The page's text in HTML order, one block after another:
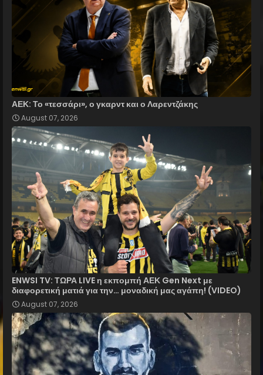
ΑΕΚ: Το «τεσσάρι», ο γκαρντ και ο Λαρεντζάκης
August 07, 2026
ENWSI TV: ΤΩΡΑ LIVE η εκπομπή ΑΕΚ Gen Next με
διαφορετική ματιά για την… μοναδική μας αγάπη! (VIDEO)
August 07, 2026